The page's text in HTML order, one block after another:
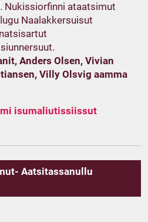
Nukissiorfinni ataatsimut
Naalakkersuisut
Anders Olsen, Vivian
Villy Olsvig aamma
isumaliutissiissut
Aatsitassanullu